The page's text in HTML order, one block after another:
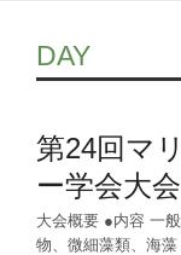
DAY
第24回マ
ー学会大
大会概要 ●内容 一
物、微細藻類、海